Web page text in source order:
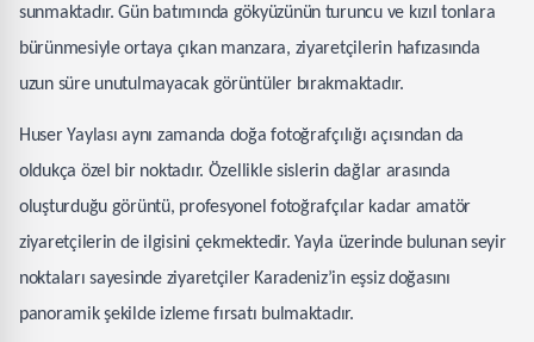
sunmaktadır. Gün batımında gökyüzünün turuncu ve kızıl tonlara
bürünmesiyle ortaya çıkan manzara, ziyaretçilerin hafızasında
uzun süre unutulmayacak görüntüler bırakmaktadır.
Huser Yaylası aynı zamanda doğa fotoğrafçılığı açısından da
oldukça özel bir noktadır. Özellikle sislerin dağlar arasında
oluşturduğu görüntü, profesyonel fotoğrafçılar kadar amatör
ziyaretçilerin de ilgisini çekmektedir. Yayla üzerinde bulunan seyir
noktaları sayesinde ziyaretçiler Karadeniz’in eşsiz doğasını
panoramik şekilde izleme fırsatı bulmaktadır.